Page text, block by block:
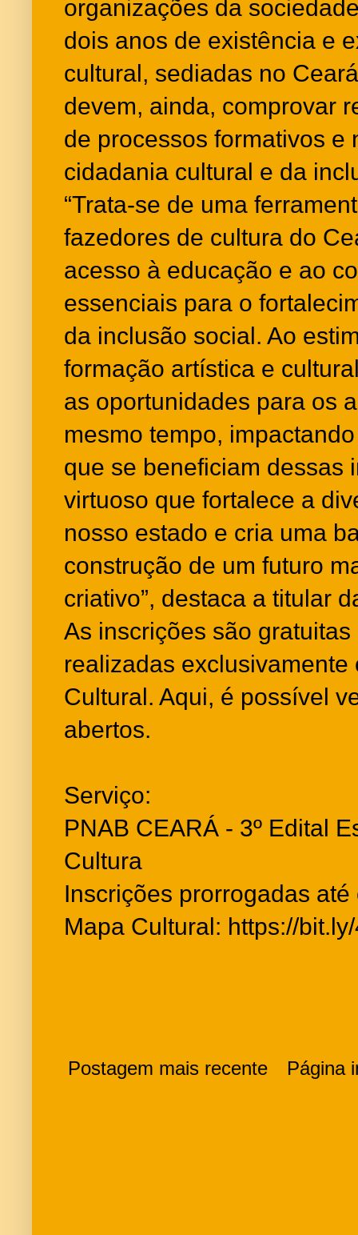
organizações da
dois anos de existência e
cultural, sediadas no
devem, ainda, comprovar
de processos formativos e
cidadania cultural e da
“Trata-se de uma
fazedores de cultura do
acesso à educação e ao
essenciais para o
da inclusão social. Ao
formação artística e
as oportunidades para os
mesmo tempo,
que se beneficiam dessas
virtuoso que fortalece a
nosso estado e cria uma
construção de um futuro
criativo”, destaca a titular
As inscrições são
realizadas
Cultural. Aqui, é possível
abertos.
Serviço:
PNAB CEARÁ - 3º Edital
Cultura
Inscrições prorrogadas
Mapa Cultural: https://
Postagem mais recente Página